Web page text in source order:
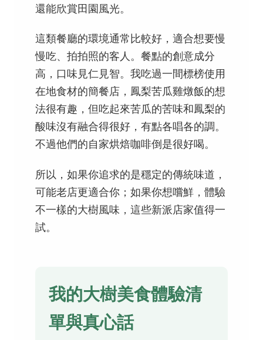
還能欣賞田園風光。
這類餐廳的環境通常比較好，適合想要慢
慢吃、拍拍照的客人。餐點的創意成分
高，口味見仁見智。我吃過一間標榜使用
在地食材的簡餐店，鳳梨苦瓜雞燉飯的想
法很有趣，但吃起來苦瓜的苦味和鳳梨的
酸味沒有融合得很好，有點各唱各的調。
不過他們的自家烘焙咖啡倒是很好喝。
所以，如果你追求的是穩定的傳統味道，
可能老店更適合你；如果你想嚐鮮，體驗
不一樣的大樹風味，這些新派店家值得一
試。
我的大樹美食體驗清
單與真心話